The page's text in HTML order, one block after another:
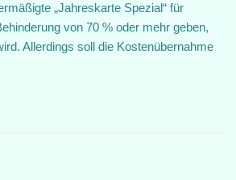
„Jahreskarte Spezial“ für
von 70 % oder mehr geben,
Allerdings soll die Kostenübernahme